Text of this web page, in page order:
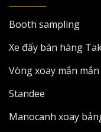
Booth sampling
Xe đẩy bán hàng
Vòng xoay mắn mắn
Standee
Manocanh xoay